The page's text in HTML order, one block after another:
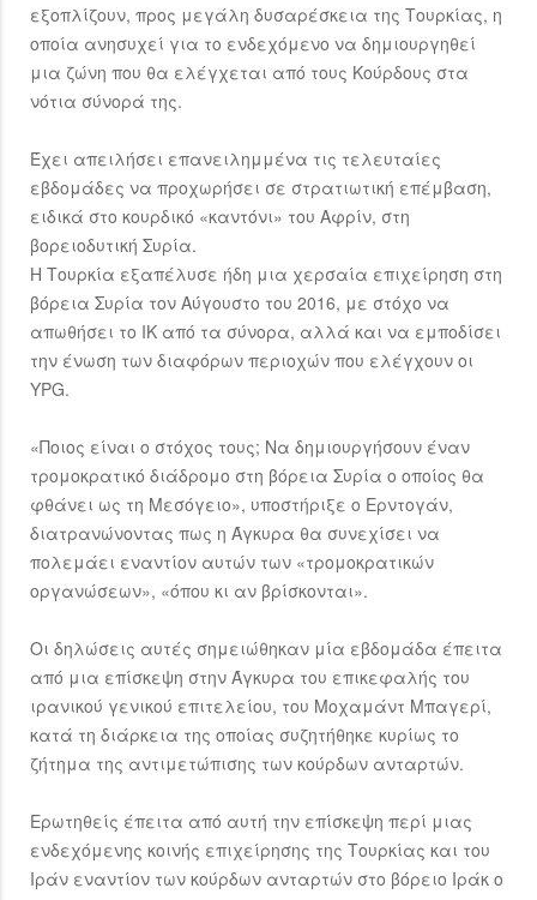
εξοπλίζουν, προς μεγάλη δυσαρέσκεια της Τουρκίας, η
οποία ανησυχεί για το ενδεχόμενο να δημιουργηθεί
μια ζώνη που θα ελέγχεται από τους Κούρδους στα
νότια σύνορά της.
Έχει απειλήσει επανειλημμένα τις τελευταίες
εβδομάδες να προχωρήσει σε στρατιωτική επέμβαση,
ειδικά στο κουρδικό «καντόνι» του Αφρίν, στη
βορειοδυτική Συρία.
Η Τουρκία εξαπέλυσε ήδη μια χερσαία επιχείρηση στη
βόρεια Συρία τον Αύγουστο του 2016, με στόχο να
απωθήσει το ΙΚ από τα σύνορα, αλλά και να εμποδίσει
την ένωση των διαφόρων περιοχών που ελέγχουν οι
YPG.
«Ποιος είναι ο στόχος τους; Να δημιουργήσουν έναν
τρομοκρατικό διάδρομο στη βόρεια Συρία ο οποίος θα
φθάνει ως τη Μεσόγειο», υποστήριξε ο Ερντογάν,
διατρανώνοντας πως η Άγκυρα θα συνεχίσει να
πολεμάει εναντίον αυτών των «τρομοκρατικών
οργανώσεων», «όπου κι αν βρίσκονται».
Οι δηλώσεις αυτές σημειώθηκαν μία εβδομάδα έπειτα
από μια επίσκεψη στην Άγκυρα του επικεφαλής του
ιρανικού γενικού επιτελείου, του Μοχαμάντ Μπαγερί,
κατά τη διάρκεια της οποίας συζητήθηκε κυρίως το
ζήτημα της αντιμετώπισης των κούρδων ανταρτών.
Ερωτηθείς έπειτα από αυτή την επίσκεψη περί μιας
ενδεχόμενης κοινής επιχείρησης της Τουρκίας και του
Ιράν εναντίον των κούρδων ανταρτών στο βόρειο Ιράκ ο